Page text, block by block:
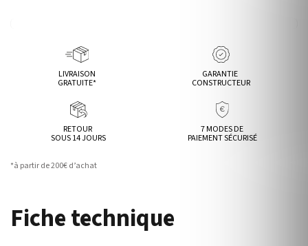
LIVRAISON
GRATUITE*
GARANTIE
CONSTRUCTEUR
RETOUR
SOUS 14 JOURS
7 MODES DE
PAIEMENT SÉCURISÉ
*à partir de 200€ d’achat
Fiche technique